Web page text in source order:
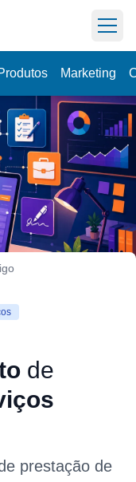
Marketing
Veja como
de
prestação de